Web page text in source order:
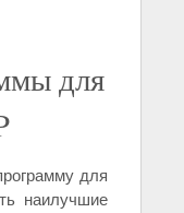
для
для
наилучшие